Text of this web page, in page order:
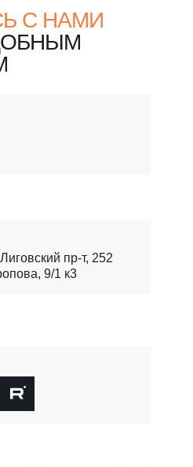
пр-т, 252
9/1 к3
С НАМИ